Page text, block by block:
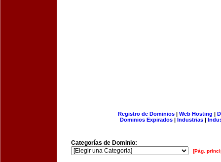
Registro de Dominios| Web Hosting |
Dominios Expirados | Industrias |
Categorías de Dominio:
[Pág.